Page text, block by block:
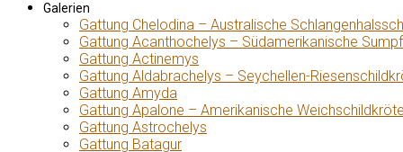
Galerien
Gattung Chelodina – Australische
Gattung Acanthochelys – Südamerikanische
Gattung Actinemys
Gattung Aldabrachelys – Seychellen-
Gattung Amyda
Gattung Apalone – Amerikanische
Gattung Astrochelys
Gattung Batagur